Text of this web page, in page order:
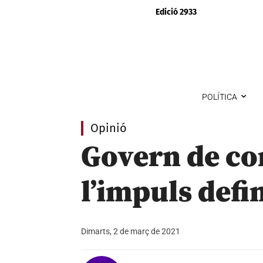
Edició 2933
POLÍTICA
Opinió
Govern de
l’impuls
Dimarts, 2 de març de 2021